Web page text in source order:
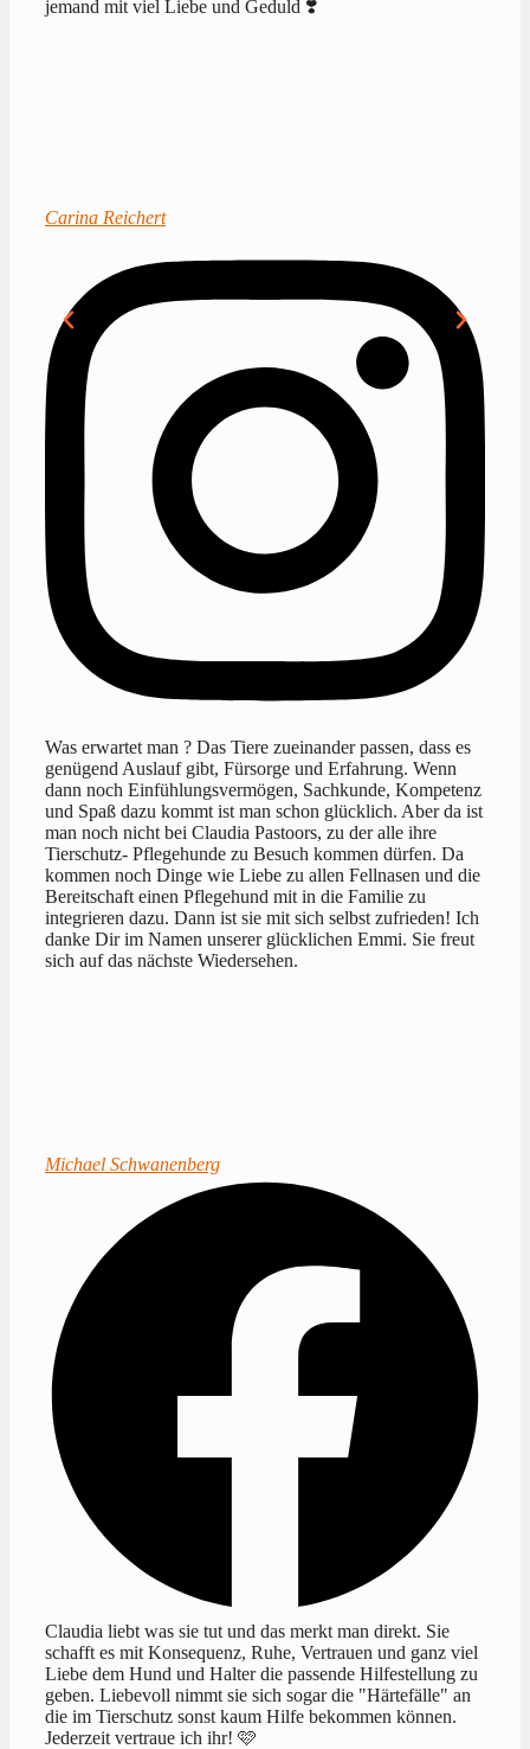
jemand mit viel Liebe und Geduld ❣️
Carina Reichert
Was erwartet man ? Das Tiere zueinander passen, dass es
genügend Auslauf gibt, Fürsorge und Erfahrung. Wenn
dann noch Einfühlungsvermögen, Sachkunde, Kompetenz
und Spaß dazu kommt ist man schon glücklich. Aber da ist
man noch nicht bei Claudia Pastoors, zu der alle ihre
Tierschutz- Pflegehunde zu Besuch kommen dürfen. Da
kommen noch Dinge wie Liebe zu allen Fellnasen und die
Bereitschaft einen Pflegehund mit in die Familie zu
integrieren dazu. Dann ist sie mit sich selbst zufrieden! Ich
danke Dir im Namen unserer glücklichen Emmi. Sie freut
sich auf das nächste Wiedersehen.
Michael Schwanenberg
Claudia liebt was sie tut und das merkt man direkt. Sie
schafft es mit Konsequenz, Ruhe, Vertrauen und ganz viel
Liebe dem Hund und Halter die passende Hilfestellung zu
geben. Liebevoll nimmt sie sich sogar die "Härtefälle" an
die im Tierschutz sonst kaum Hilfe bekommen können.
Jederzeit vertraue ich ihr! 🩷